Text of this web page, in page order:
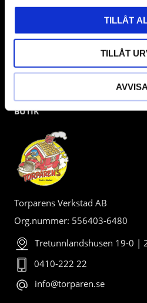
TILLÅT
TILLÅT
AVVISA
BUTIK
Torparens Verkstad AB
Org.nummer: 556403-6480
Tretunnlandshusen 19-0 |
0410-222 22
info@torparen.se